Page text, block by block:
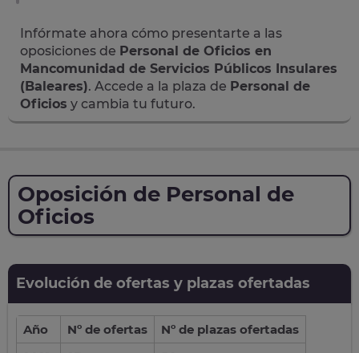
Infórmate ahora cómo presentarte a las
oposiciones de Personal de Oficios en
Mancomunidad de Servicios Públicos Insulares
(Baleares). Accede a la plaza de Personal de
Oficios y cambia tu futuro.
Oposición de Personal de
Oficios
Evolución de ofertas y plazas ofertadas
Año Nº de ofertas
Nº de plazas ofertadas